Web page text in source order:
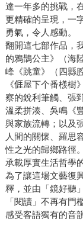
達一年多的挑戰，
更精確的呈現，一
勇氣，令人感動。
翻開這七部作品，
的鴉鵲公主》（海
峰《跳童》（四縣
《𠊎屋下个番檨樹
察的銳利筆觸、張
溫柔拼湊、吳鳴《
與家族流轉；以及
人間的關懷、羅思
性之光的歸鄉路徑
承載厚實生活哲學
為了讓這場文藝復
釋，並由「鏡好聽
「閱讀」不再有門
感受客語獨有的音